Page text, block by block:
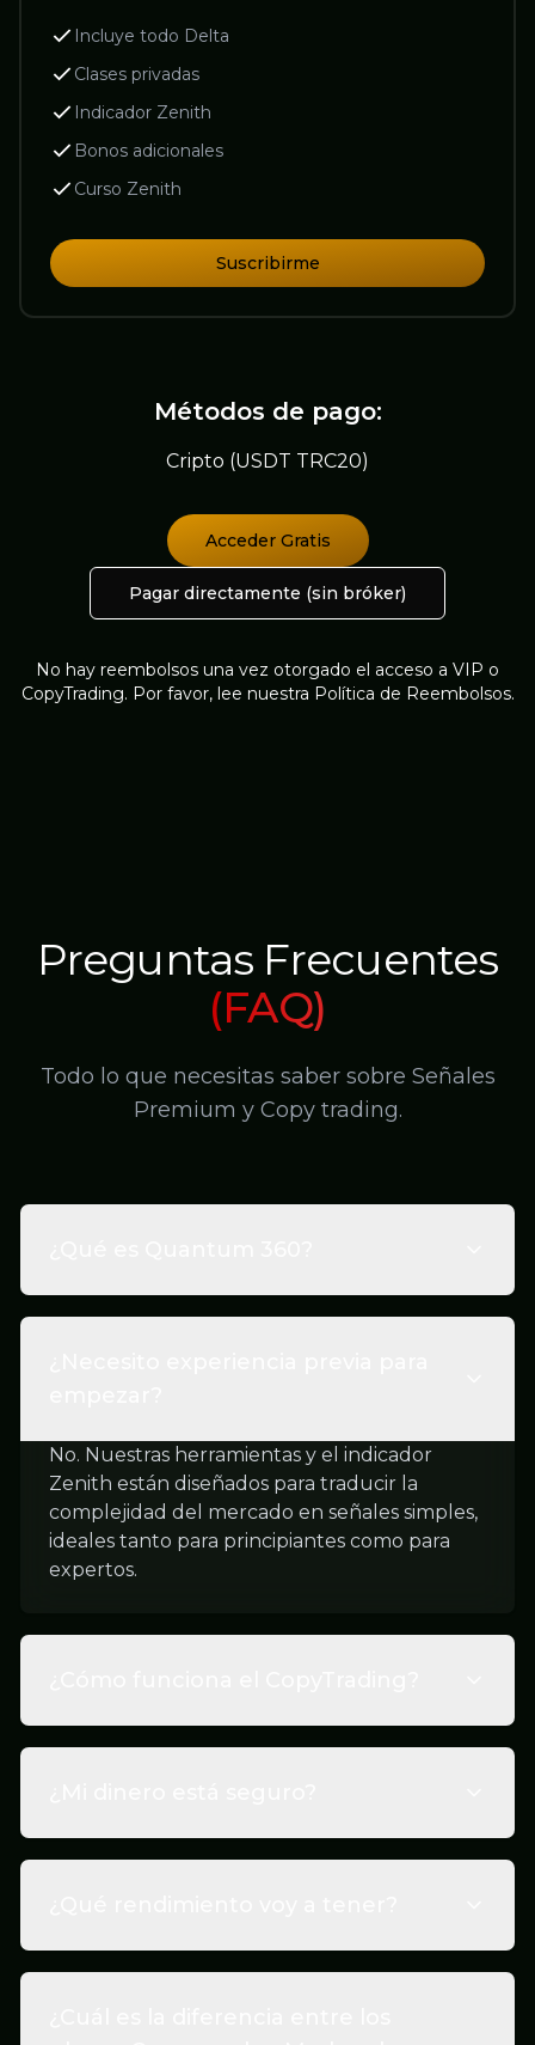
Incluye todo Delta
Clases privadas
Indicador Zenith
Bonos adicionales
Curso Zenith
Suscribirme
Métodos de pago:
Cripto (USDT TRC20)
Acceder Gratis
Pagar directamente (sin bróker)
No hay reembolsos una vez otorgado el acceso a VIP o
CopyTrading. Por favor, lee nuestra Política de Reembolsos.
Preguntas Frecuentes
(FAQ)
Todo lo que necesitas saber sobre Señales
Premium y Copy trading.
No. Nuestras herramientas y el indicador
Zenith están diseñados para traducir la
complejidad del mercado en señales simples,
ideales tanto para principiantes como para
expertos.